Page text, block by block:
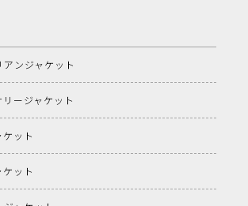
アンジャケット
ージャケット
ット
ット